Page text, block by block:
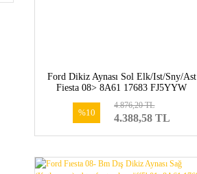
Ford Dikiz Aynası Sol Elk/Ist/Sny/Ast
Fiesta 08> 8A61 17683 FJ5YYW
%10 4.388,58 TL
4.876,20 TL